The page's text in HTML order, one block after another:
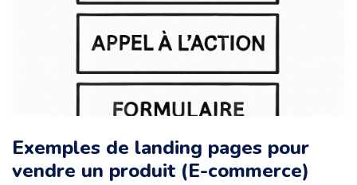
Exemples de landing pages pour
vendre un produit (E-commerce)